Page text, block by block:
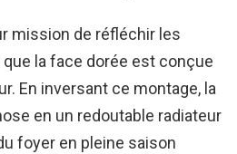
mission de réfléchir les
la face dorée est conçue
En inversant ce montage, la
en un redoutable radiateur
foyer en pleine saison